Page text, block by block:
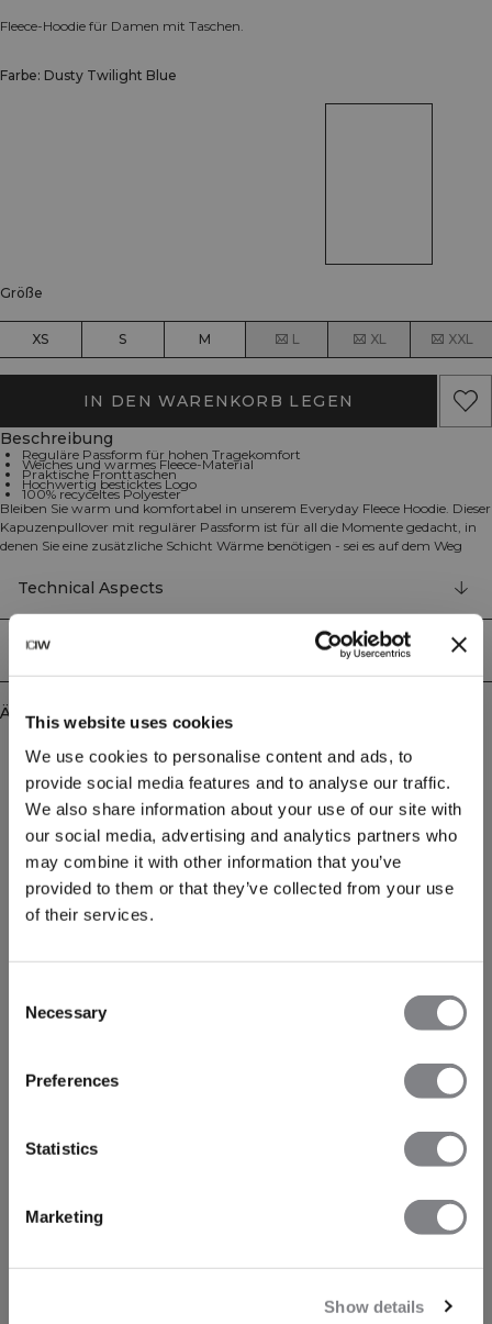
This website uses cookies
We use cookies to personalise content and ads, to
provide social media features and to analyse our traffic.
We also share information about your use of our site with
our social media, advertising and analytics partners who
may combine it with other information that you’ve
provided to them or that they’ve collected from your use
of their services.
Selection
Necessary
Preferences
Statistics
Marketing
Show details
Fleece-Hoodie für Damen mit Taschen.
Farbe: Dusty Twilight Blue
Größe
XS S M L XL XXL
IN DEN WARENKORB LEGEN
Beschreibung
Reguläre Passform für hohen Tragekomfort
Weiches und warmes Fleece-Material
Praktische Fronttaschen
Hochwertig besticktes Logo
100% recyceltes Polyester
Bleiben Sie warm und komfortabel in unserem Everyday Fleece Hoodie. Dieser
Kapuzenpullover mit regulärer Passform ist für all die Momente gedacht, in
denen Sie eine zusätzliche Schicht Wärme benötigen - sei es auf dem Weg
bietet hervorragende Isolation bei gleichzeitiger Atmungsaktivität, und die
praktischen Taschen halten Ihre wichtigsten Dinge griffbereit. Mit unserem
charakteristischen gestickten Logo und in vielseitigen Farben, die zu Ihrem Stil
passen. 100% Recyceltes Polyester.
Technical Aspects
Lieferung & Rückgabe
Ähnliche Produkte